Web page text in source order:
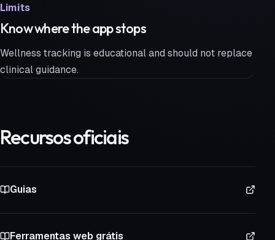
Limits
Know where the app stops
Wellness tracking is educational and should not replace
clinical guidance.
Recursos oficiais
Guias
Ferramentas web grátis